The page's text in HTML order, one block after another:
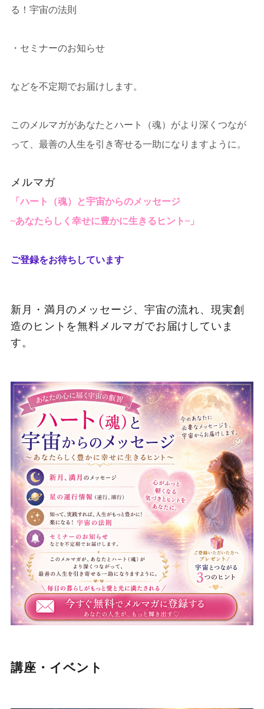
る！宇宙の法則
・セミナーのお知らせ
などを不定期でお届けします。
このメルマガがあなたとハート（魂）がより深くつなが
って、最善の人生を引き寄せる一助になりますように。
メルマガ
「ハート（魂）と宇宙からのメッセージ
~あなたらしく幸せに豊かに生きるヒント~」
ご登録をお待ちしています
新月・満月のメッセージ、宇宙の流れ、現実創
造のヒントを無料メルマガでお届けしていま
す。
講座・イベント